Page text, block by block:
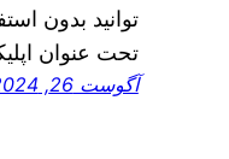
توانید بدون
تحت عنوان
آگوست 26, 2024